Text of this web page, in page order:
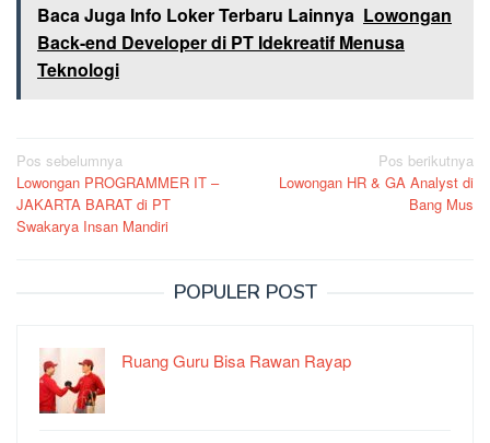
Baca Juga Info Loker Terbaru Lainnya Lowongan
Back-end Developer di PT Idekreatif Menusa
Teknologi
Navigasi
pos
Pos sebelumnya
Lowongan PROGRAMMER IT –
JAKARTA BARAT di PT
Swakarya Insan Mandiri
Pos berikutnya
Lowongan HR & GA Analyst di
Bang Mus
POPULER POST
Ruang Guru Bisa Rawan Rayap